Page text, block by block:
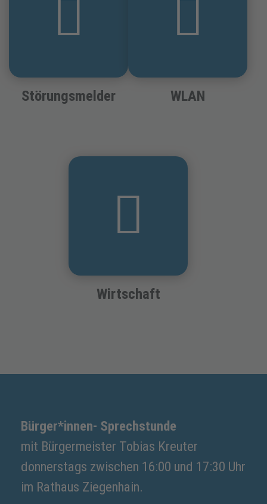
Störungsmelder WLAN
Wirtschaft
Bürger*innen- Sprechstunde
mit Bürgermeister Tobias Kreuter
donnerstags zwischen 16:00 und 17:30 Uhr
im Rathaus Ziegenhain.